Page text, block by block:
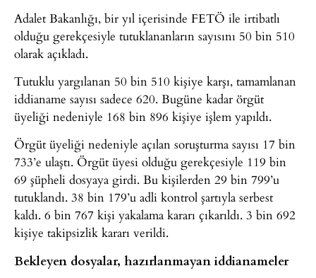
Adalet Bakanlığı, bir yıl içerisinde FETÖ ile irtibatlı
olduğu gerekçesiyle tutuklananların sayısını 50 bin 510
olarak açıkladı.
Tutuklu yargılanan 50 bin 510 kişiye karşı, tamamlanan
iddianame sayısı sadece 620. Bugüne kadar örgüt
üyeliği nedeniyle 168 bin 896 kişiye işlem yapıldı.
Örgüt üyeliği nedeniyle açılan soruşturma sayısı 17 bin
733’e ulaştı. Örgüt üyesi olduğu gerekçesiyle 119 bin
69 şüpheli dosyaya girdi. Bu kişilerden 29 bin 799’u
tutuklandı. 38 bin 179’u adli kontrol şartıyla serbest
kaldı. 6 bin 767 kişi yakalama kararı çıkarıldı. 3 bin 692
kişiye takipsizlik kararı verildi.
Bekleyen dosyalar, hazırlanmayan iddianameler